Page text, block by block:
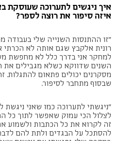
איך ניגשים לתערוכה שעוסקת
איזה סיפור את רוצה לספר?
"זו ההתנסות השנייה שלי בעבודה
רונית אלקבץ שגם אותה לא הכרתי
למחקר אני בדרך כלל לא מחפשת
השנים שדווקא כשלא מגבילים את
מסקרנים יכולים פתאום להתגלות.
שבסוף מתחבר לסיפור.
"ניגשתי לתערוכה כמו שאני ניגשת
לצלול הכי עמוק שאפשר לתוך כל
זה לקרוא את כל הכתבות ולשמוע
להסתכל על הבגדים ולתת להם